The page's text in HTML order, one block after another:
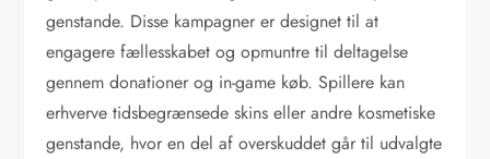
genstande. Disse kampagner er designet til at
engagere fællesskabet og opmuntre til deltagelse
gennem donationer og in-game køb. Spillere kan
erhverve tidsbegrænsede skins eller andre kosmetiske
genstande, hvor en del af overskuddet går til udvalgte